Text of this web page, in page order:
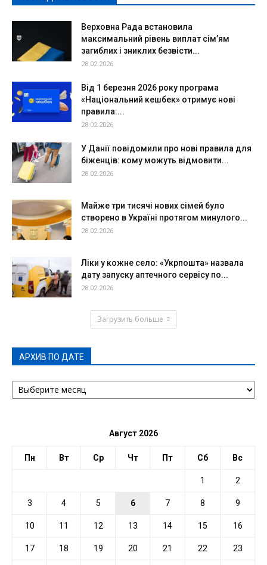
Верховна Рада встановила
максимальний рівень виплат сім’ям
загиблих і зниклих безвісти...
28.02.2026
Від 1 березня 2026 року програма
«Національний кешбек» отримує нові
правила:...
28.02.2026
У Данії повідомили про нові правила для
біженців: кому можуть відмовити...
28.02.2026
Майже три тисячі нових сімей було
створено в Україні протягом минулого...
28.02.2026
Ліки у кожне село: «Укрпошта» назвала
дату запуску аптечного сервісу по...
28.02.2026
Загрузить больше
АРХИВ ПО ДАТЕ
АРХИВ
ПО
Август 2026
Пн Вт Ср Чт Пт Сб Вс
1 2
3 4 5 6 7 8 9
10 11 12 13 14 15 16
17 18 19 20 21 22 23